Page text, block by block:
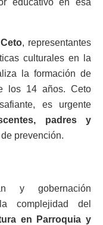
educativo en esa
, representantes
culturales en la
la formación de
los 14 años. Ceto
es urgente
padres y
prevención.
y gobernación
complejidad del
en Parroquia y